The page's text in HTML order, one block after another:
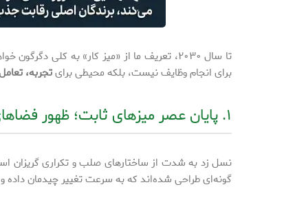
تا سال ۲۰۳۰، تعریف ما از «میز کار» به
برای انجام وظایف نیست، بلکه محیطی برایتجربه،
۱. پایان عصر میزهای ثابت؛ ظهور فضاهای اشتراکی پویا
گونه‌ای طراحی شده‌اند که به سرعت تغییر چیدمان